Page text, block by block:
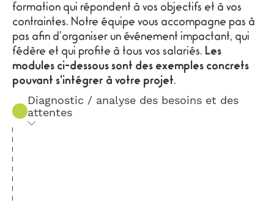
Cette formation est accessible et adaptée aux
personnes à mobilité réduite.
Toutes nos interventions sont accessibles aux
personnes en situation de handicap. Néanmoins,
l’analyse des besoins et des conditions d’accès
termes de réalisation et de faisabilité de
l’intervention.
Pour toute question, vous pouvez contacter notre
référent handicap au 06 98 15 37 34.
formation qui répondent à vos objectifs et à vos
contraintes. Notre équipe vous accompagne pas à
pas afin d’organiser un événement impactant, qui
fédère et qui profite à tous vos salariés. Les
modules ci-dessous sont des exemples concrets
pouvant s’intégrer à votre projet.
Diagnostic / analyse des besoins et des
attentes